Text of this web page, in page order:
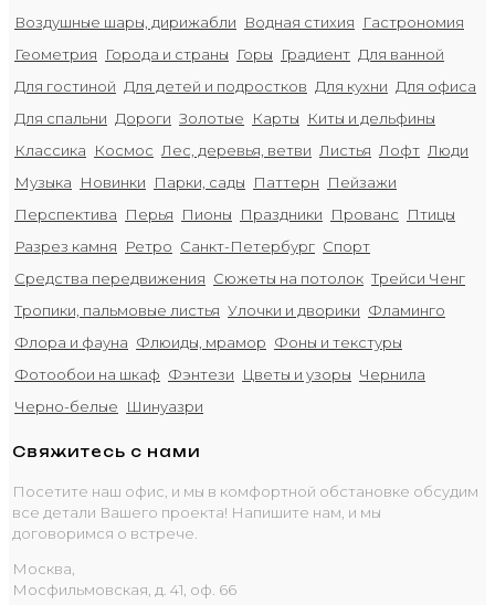
Воздушные шары, дирижабли
Водная стихия
Гастрономия
Геометрия
Города и страны Горы Градиент Для ванной
Для гостиной Для детей и подростков Для кухни Для офиса
Для спальни Дороги Золотые Карты
Киты и дельфины
Классика
Космос Лес, деревья, ветви Листья Лофт Люди
Музыка
Новинки Парки, сады Паттерн
Пейзажи
Перспектива
Перья Пионы Праздники Прованс
Птицы
Разрез камня
Ретро Санкт-Петербург Спорт
Средства передвижения Сюжеты на потолок Трейси Ченг
Тропики, пальмовые листья Улочки и дворики Фламинго
Флора и фауна Флюиды, мрамор Фоны и текстуры
Фотообои на шкаф Фэнтези Цветы и узоры Чернила
Черно-белые
Шинуазри
Свяжитесь с нами
Посетите наш офис, и мы в комфортной обстановке обсудим
все детали Вашего проекта! Напишите нам, и мы
договоримся о встрече.
Москва,
Мосфильмовская, д. 41, оф. 66